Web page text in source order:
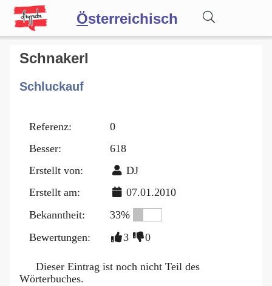
Österreichisch
Wörterbuch
Forum
Blog
Schnakerl
Schluckauf
Referenz:
0
Besser:
618
Erstellt von:
DJ
Erstellt am:
07.01.2010
Bekanntheit:
33%
Bewertungen:
3 0
Dieser Eintrag ist noch nicht Teil des
Wörterbuches.